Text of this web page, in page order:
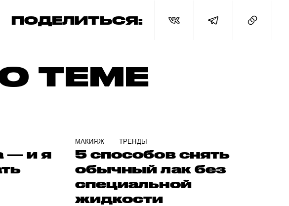
ПОДЕЛИТЬСЯ:
ТЕМЕ
— и я
МАКИЯЖ ТРЕНДЫ
5 способов снять
обычный лак без
специальной
жидкости